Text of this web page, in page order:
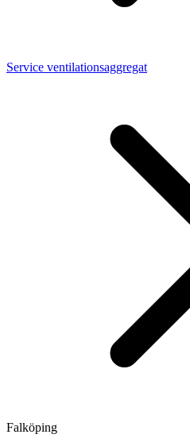
Service ventilationsaggregat
Falköping